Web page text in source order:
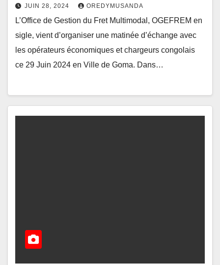
JUIN 28, 2024 OREDYMUSANDA
L’Office de Gestion du Fret Multimodal, OGEFREM en
sigle, vient d’organiser une matinée d’échange avec
les opérateurs économiques et chargeurs congolais
ce 29 Juin 2024 en Ville de Goma. Dans…